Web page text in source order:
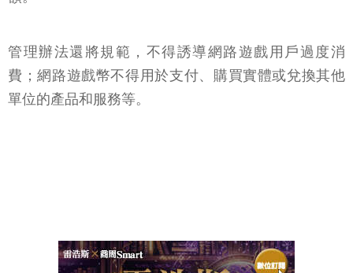
管理辦法還將規範，不得誘導網路遊戲用戶過度消
費；網路遊戲幣不得用於支付、購買實體或兌換其他
單位的產品和服務等。